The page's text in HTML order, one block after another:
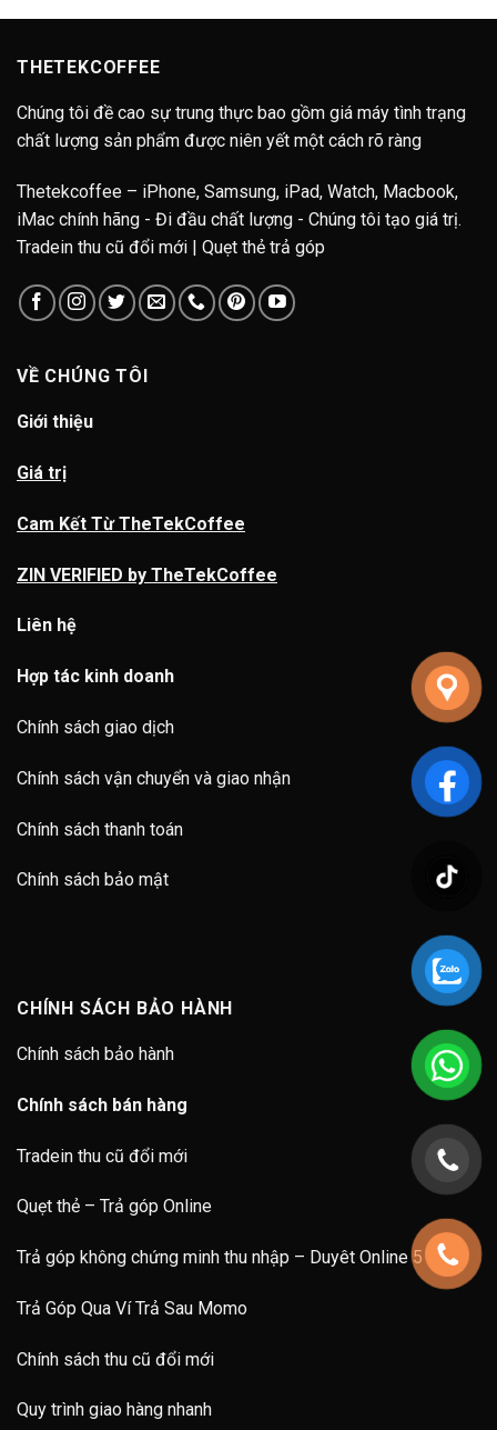
THETEKCOFFEE
Chúng tôi đề cao sự trung thực bao gồm giá máy tình trạng
chất lượng sản phẩm được niên yết một cách rõ ràng
Thetekcoffee – iPhone, Samsung, iPad, Watch, Macbook,
iMac chính hãng - Đi đầu chất lượng - Chúng tôi tạo giá trị.
Tradein thu cũ đổi mới | Quẹt thẻ trả góp
VỀ CHÚNG TÔI
Giới thiệu
Giá trị
Cam Kết Từ TheTekCoffee
ZIN VERIFIED by TheTekCoffee
Liên hệ
Hợp tác kinh doanh
Chính sách giao dịch
Chính sách vận chuyển và giao nhận
Chính sách thanh toán
Chính sách bảo mật
CHÍNH SÁCH BẢO HÀNH
Chính sách bảo hành
Chính sách bán hàng
Tradein thu cũ đổi mới
Quẹt thẻ – Trả góp Online
Trả góp không chứng minh thu nhập – Duyêt Online 5 Phút
Trả Góp Qua Ví Trả Sau Momo
Chính sách thu cũ đổi mới
Quy trình giao hàng nhanh